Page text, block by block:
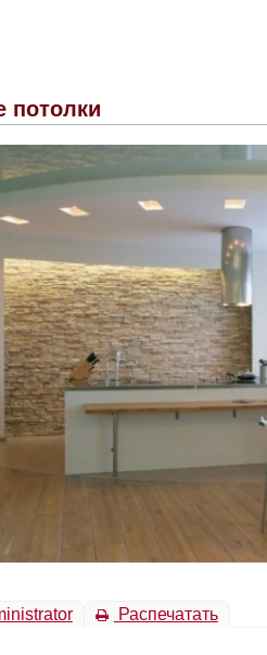
потолки
Распечатать